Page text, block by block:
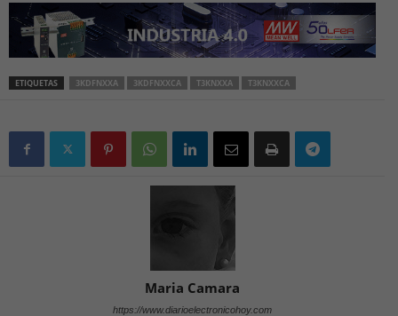
ETIQUETAS 3KDFNXXA 3KDFNXXCA T3KNXXA T3KNXXCA
Maria Camara
https://www.diarioelectronicohoy.com